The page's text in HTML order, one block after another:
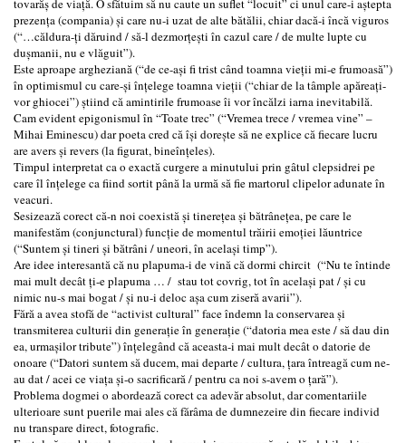
tovarăş de viaţă. O sfătuim să nu caute un suflet “locuit” ci unul care-i aştepta
prezenţa (compania) şi care nu-i uzat de alte bătălii, chiar dacă-i încă viguros
(“…căldura-ţi dăruind / să-l dezmorţeşti în cazul care / de multe lupte cu
duşmanii, nu e vlăguit”).
Este aproape argheziană (“de ce-aşi fi trist când toamna vieţii mi-e frumoasă”)
în optimismul cu care-şi înţelege toamna vieţii (“chiar de la tâmple apăreaţi-
vor ghiocei”) ştiind că amintirile frumoase îi vor încălzi iarna inevitabilă.
Cam evident epigonismul în “Toate trec” (“Vremea trece / vremea vine” –
Mihai Eminescu) dar poeta cred că îşi doreşte să ne explice că fiecare lucru
are avers şi revers (la figurat, bineînţeles).
Timpul interpretat ca o exactă curgere a minutului prin gâtul clepsidrei pe
care îl înţelege ca fiind sortit până la urmă să fie martorul clipelor adunate în
veacuri.
Sesizează corect că-n noi coexistă şi tinereţea şi bătrâneţea, pe care le
manifestăm (conjunctural) funcţie de momentul trăirii emoţiei lăuntrice
(“Suntem şi tineri şi bătrâni / uneori, în acelaşi timp”).
Are idee interesantă că nu plapuma-i de vină că dormi chircit (“Nu te întinde
mai mult decât ţi-e plapuma … / stau tot covrig, tot în acelaşi pat / şi cu
nimic nu-s mai bogat / şi nu-i deloc aşa cum ziseră avarii”).
Fără a avea stofă de “activist cultural” face îndemn la conservarea şi
transmiterea culturii din generaţie în generaţie (“datoria mea este / să dau din
ea, urmaşilor tribute”) înţelegând că aceasta-i mai mult decât o datorie de
onoare (“Datori suntem să ducem, mai departe / cultura, ţara întreagă cum ne-
au dat / acei ce viaţa şi-o sacrificară / pentru ca noi s-avem o ţară”).
Problema dogmei o abordează corect ca adevăr absolut, dar comentariile
ulterioare sunt puerile mai ales că fărâma de dumnezeire din fiecare individ
nu transpare direct, fotografic.